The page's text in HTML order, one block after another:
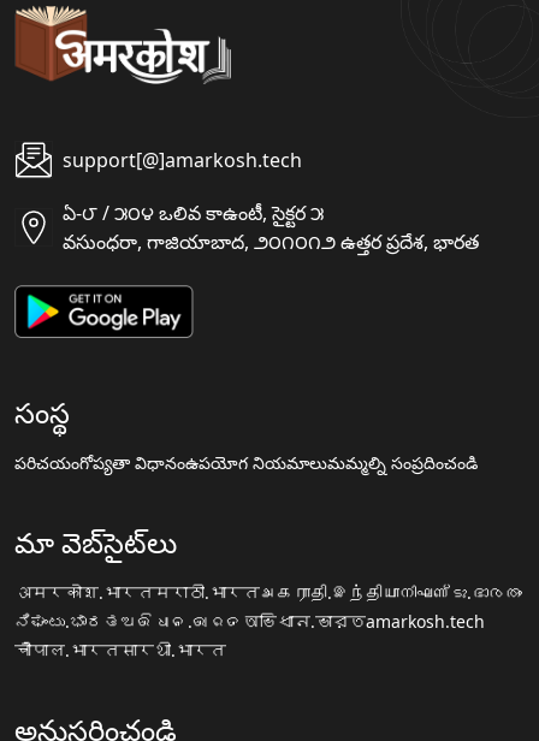
support[@]amarkosh.tech
ఏ-౮ / ౫౦౪ ఒలివ కాఉంటీ, సైక్టర ౫
వసుంధరా, గాజియాబాద, ౨౦౧౦౧౨ ఉత్తర ప్రదేశ, భారత
సంస్థ
పరిచయంగోప్యతా విధానంఉపయోగ నియమాలుమమ్మల్ని సంప్రదించండి
మా వెబ్‌సైట్‌లు
अमरकोश.भारतमराठी.भारतஅகராதி.இந்தியாനിഘണ്ടു.ഭാരതം
ನಿಘಂಟು.ಭಾರತ ଅଭିଧାନ.ଭାରତ অভিধান.ভারতamarkosh.tech
चौपाल.भारतसारथी.भारत
అనుసరించండి